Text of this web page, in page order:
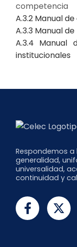
competencia
A.3.2 Manual
A.3.3 Manual
A.3.4 Manual
institucionales
Respondemos
generalidad,
universalidad,
continuidad y